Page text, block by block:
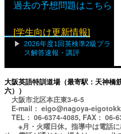
過去の予想問題はこちら
[学生向け更新情報]
2026年度1回英検準2級プラ
ス解答速報・講評
大阪英語特訓道場（最寄駅：天神橋
六））
大阪市北区本庄東3-6-5
E-mail： eigo@nagoya-
TEL： 06-6374-4085, FAX： 06-
※月・火曜日休。指導中は電話に